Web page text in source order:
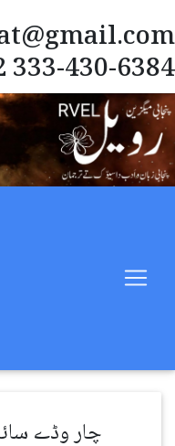
333-430-6384
(چار وڈے